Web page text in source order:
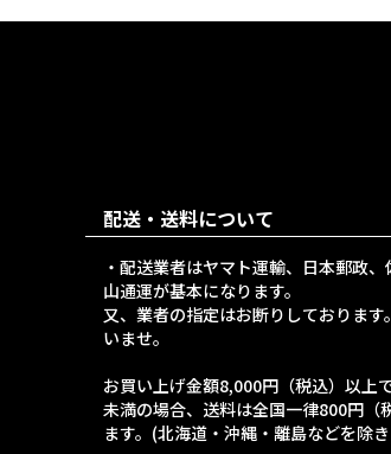
配送・送料について
・配送業者はヤマト運輸、日本郵政
山通運が基本になります。
又、業者の指定はお断りしております
いませ。
お買い上げ金額8,000円（税込）以上
未満の場合、送料は全国一律800円（
ます。(北海道・沖縄・離島などを除